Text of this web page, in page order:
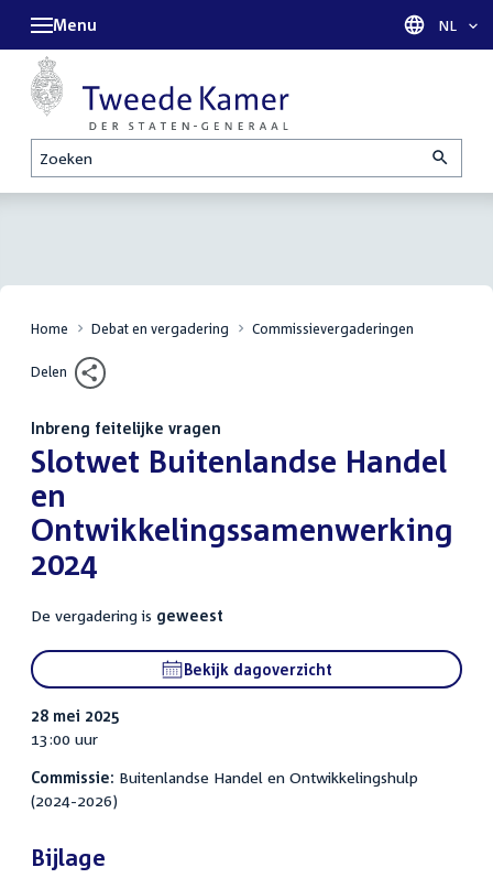
Zoeken
Menu Taal
NL
Home Debat en vergadering Commissievergaderingen
Delen
Inbreng feitelijke vragen
:Slotwet Buitenlandse Handel
en
Ontwikkelingssamenwerking
2024
De vergadering is geweest
Bekijk dagoverzicht
28 mei 2025
13:00 uur
Commissie: Buitenlandse Handel en Ontwikkelingshulp
(2024-2026)
Bijlage